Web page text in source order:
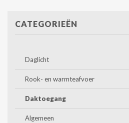
CATEGORIEËN
Daglicht
Rook- en warmteafvoer
Daktoegang
Algemeen